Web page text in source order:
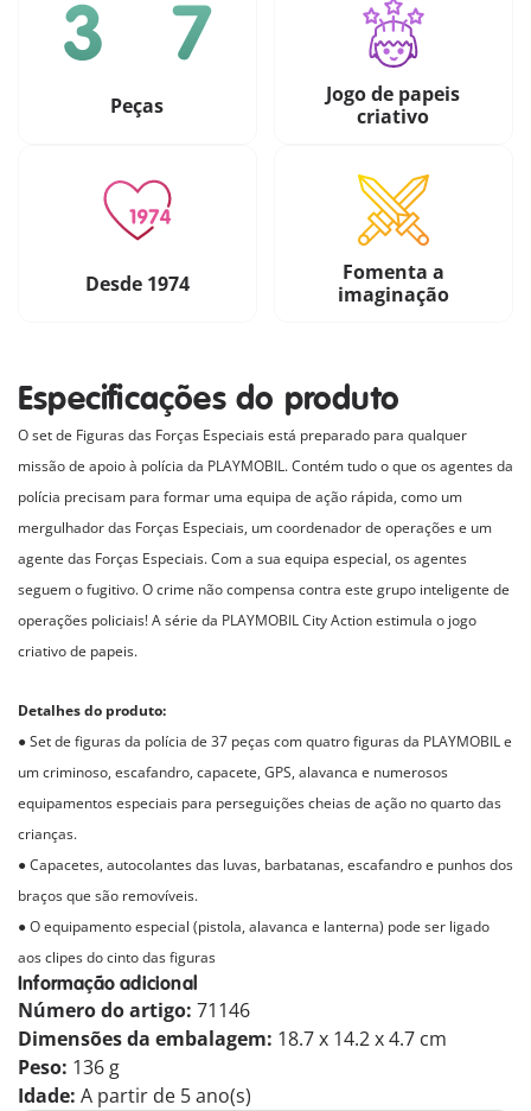
Peças
Jogo de papeis
criativo
Desde 1974
Fomenta a
imaginação
Especificações do produto
O set de Figuras das Forças Especiais está preparado para qualquer
missão de apoio à polícia da PLAYMOBIL. Contém tudo o que os agentes da
polícia precisam para formar uma equipa de ação rápida, como um
mergulhador das Forças Especiais, um coordenador de operações e um
agente das Forças Especiais. Com a sua equipa especial, os agentes
seguem o fugitivo. O crime não compensa contra este grupo inteligente de
operações policiais! A série da PLAYMOBIL City Action estimula o jogo
criativo de papeis.
Detalhes do produto:
● Set de figuras da polícia de 37 peças com quatro figuras da PLAYMOBIL e
um criminoso, escafandro, capacete, GPS, alavanca e numerosos
equipamentos especiais para perseguições cheias de ação no quarto das
crianças.
● Capacetes, autocolantes das luvas, barbatanas, escafandro e punhos dos
braços que são removíveis.
● O equipamento especial (pistola, alavanca e lanterna) pode ser ligado
aos clipes do cinto das figuras
Informação adicional
Número do artigo: 71146
Dimensões da embalagem: 18.7 x 14.2 x 4.7 cm
Peso: 136 g
Idade: A partir de 5 ano(s)